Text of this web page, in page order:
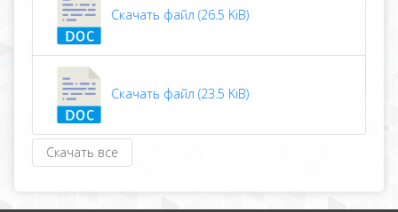
Скачать файл (26.5 KiB)
Скачать файл (23.5 KiB)
Скачать все